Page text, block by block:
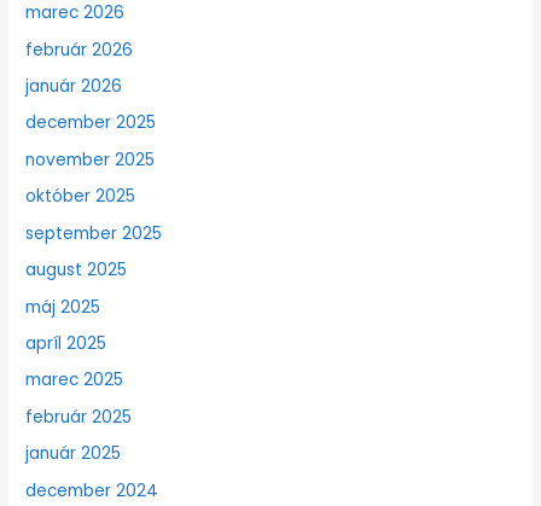
marec 2026
február 2026
január 2026
december 2025
november 2025
október 2025
september 2025
august 2025
máj 2025
apríl 2025
marec 2025
február 2025
január 2025
december 2024